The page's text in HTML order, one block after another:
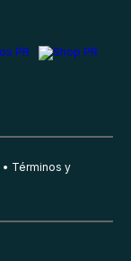
Términos y